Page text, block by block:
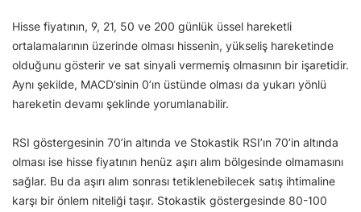
Hisse fiyatının, 9, 21, 50 ve 200 günlük üssel hareketli
ortalamalarının üzerinde olması hissenin, yükseliş hareketinde
olduğunu gösterir ve sat sinyali vermemiş olmasının bir işaretidir.
Aynı şekilde, MACD’sinin 0’ın üstünde olması da yukarı yönlü
hareketin devamı şeklinde yorumlanabilir.
RSI göstergesinin 70’in altında ve Stokastik RSI’ın 70’in altında
olması ise hisse fiyatının henüz aşırı alım bölgesinde olmamasını
sağlar. Bu da aşırı alım sonrası tetiklenebilecek satış ihtimaline
karşı bir önlem niteliği taşır. Stokastik göstergesinde 80-100